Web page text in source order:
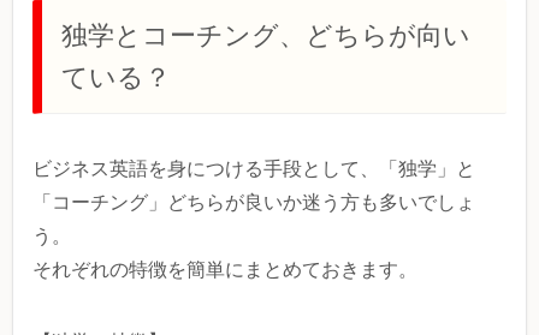
独学とコーチング、どちらが向い
ている？
ビジネス英語を身につける手段として、「独学」と
「コーチング」どちらが良いか迷う方も多いでしょ
う。
それぞれの特徴を簡単にまとめておきます。